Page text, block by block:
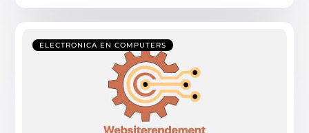
ELECTRONICA EN COMPUTERS